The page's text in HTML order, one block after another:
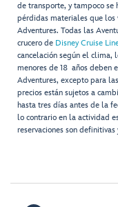
de transporte, y tampoco se
pérdidas materiales que los
Adventures. Todas las
crucero de Disney Cruise
cancelación según el clima,
menores de 18 años deben
Adventures, excepto para
precios están sujetos a
hasta tres días antes de la
lo contrario en la actividad
reservaciones son